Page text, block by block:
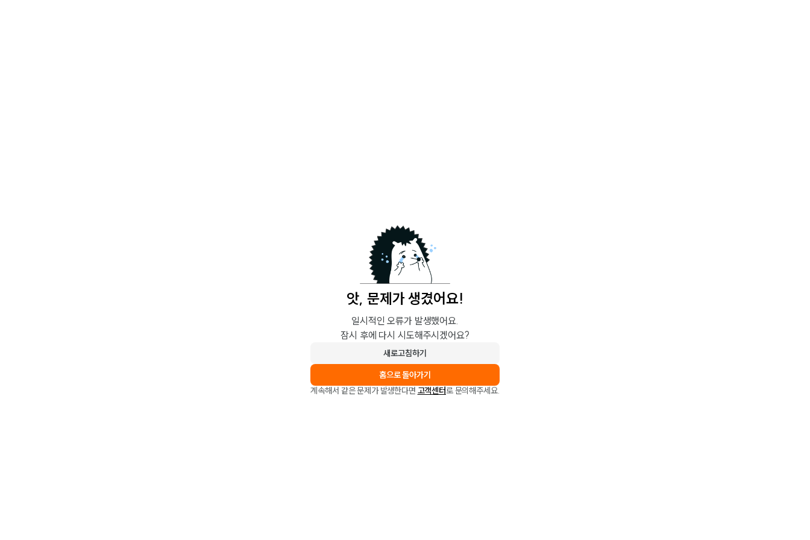
앗, 문제가 생겼어요!
일시적인 오류가 발생했어요.
잠시 후에 다시 시도해주시겠어요?
새로고침하기
홈으로 돌아가기
계속해서 같은 문제가 발생한다면 고객센터로 문의해주세요.